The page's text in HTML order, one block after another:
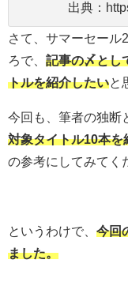
出典：
さて、サマーセール
ろで、 記事の〆とし
トルを紹介したいと
今回も、筆者の独断
対象タイトル10本を
の参考にしてみてく
というわけで、 今回
ました。